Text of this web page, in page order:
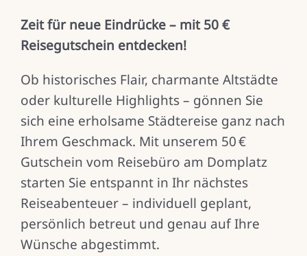
Zeit für neue Eindrücke – mit 50 €
Reisegutschein entdecken!
Ob historisches Flair, charmante Altstädte
oder kulturelle Highlights – gönnen Sie
sich eine erholsame Städtereise ganz nach
Ihrem Geschmack. Mit unserem 50 €
Gutschein vom Reisebüro am Domplatz
starten Sie entspannt in Ihr nächstes
Reiseabenteuer – individuell geplant,
persönlich betreut und genau auf Ihre
Wünsche abgestimmt.